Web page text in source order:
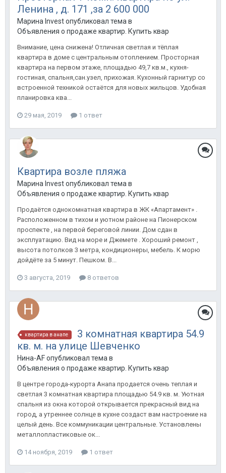
Ленина , д. 171 ,за 2 600 000
Марина Invest опубликовал тема в
Объявления о продаже квартир. Купить квартиру в Анапе.
Внимание, цена снижена! Отличная светлая и тёплая
квартира в доме с центральным отоплением. Просторная
квартира на первом этаже, площадью 49,7 кв.м., кухня-
гостиная, спальня,сан.узел, прихожая. Кухонный гарнитур со
встроенной техникой остаётся для новых жильцов. Удобная
планировка ква...
29 мая, 2019 1 ответ
Квартира возле пляжа
Марина Invest опубликовал тема в
Объявления о продаже квартир. Купить квартиру в Анапе.
Продаётся однокомнатная квартира в ЖК «Апартамент» .
Расположенном в тихом и уютном районе на Пионерском
проспекте , на первой береговой линии. Дом сдан в
эксплуатацию. Вид на море и Джемете . Хороший ремонт ,
высота потолков 3 метра, кондиционеры, мебель. К морю
дойдёте за 5 минут. Пешком. В...
3 августа, 2019 8 ответов
квартира в анапе
3 комнатная квартира 54.9
кв. м. на улице Шевченко
Нина-AF опубликовал тема в
Объявления о продаже квартир. Купить квартиру в Анапе.
В центре города-курорта Анапа продается очень теплая и
светлая 3 комнатная квартира площадью 54.9 кв. м. Уютная
спальня из окна которой открывается прекрасный вид на
город, а утреннее солнце в кухне создаст вам настроение на
целый день. Все коммуникации центральные. Установлены
металлопластиковые ок...
14 ноября, 2019 1 ответ